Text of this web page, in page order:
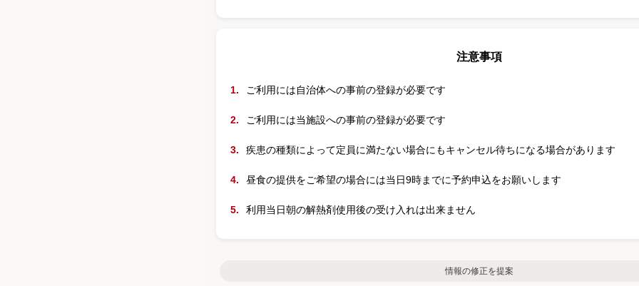
注意事項
ご利用には自治体への事前の登録が必要です
ご利用には当施設への事前の登録が必要です
疾患の種類によって定員に満たない場合にもキャンセル待ちになる場合があります
昼食の提供をご希望の場合には当日9時までに予約申込をお願いします
利用当日朝の解熱剤使用後の受け入れは出来ません
情報の修正を提案